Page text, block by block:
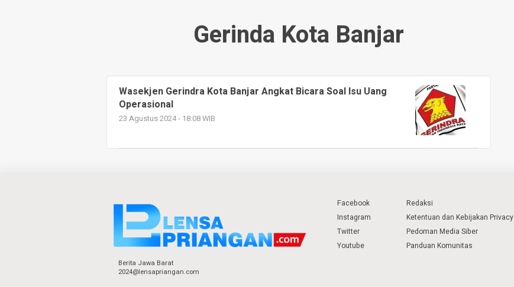
Gerinda Kota Banjar
Wasekjen Gerindra Kota Banjar Angkat Bicara Soal Isu Uang
Operasional
23 Agustus 2024 - 18:08 WIB
Berita Jawa Barat
2024@lensapriangan.com
Facebook
Instagram
Twitter
Youtube
Redaksi
Ketentuan dan Kebijakan Privacy
Pedoman Media Siber
Panduan Komunitas